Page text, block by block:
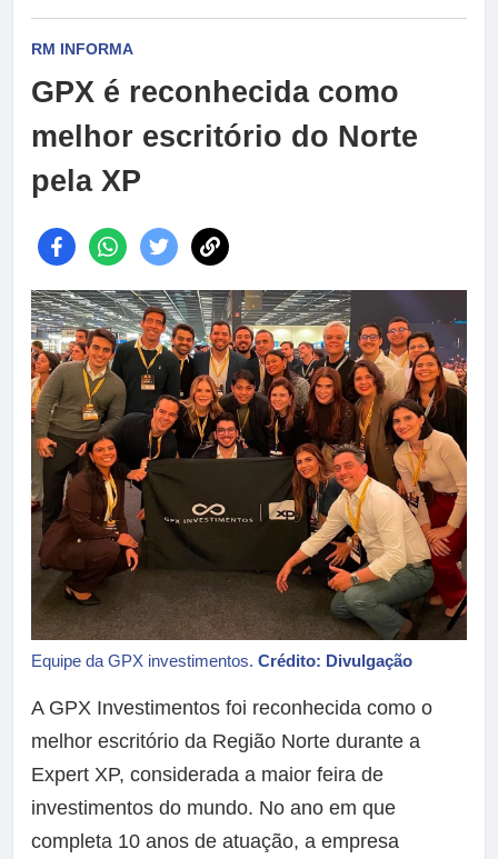
RM INFORMA
GPX é reconhecida como
melhor escritório do Norte
pela XP
Equipe da GPX investimentos. Crédito: Divulgação
A GPX Investimentos foi reconhecida como o
melhor escritório da Região Norte durante a
Expert XP, considerada a maior feira de
investimentos do mundo. No ano em que
completa 10 anos de atuação, a empresa